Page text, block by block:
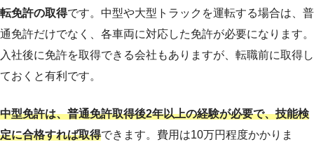
転免許の取得です。中型や大型トラックを運転する場合は、普
通免許だけでなく、各車両に対応した免許が必要になります。
入社後に免許を取得できる会社もありますが、転職前に取得し
ておくと有利です。
中型免許は、普通免許取得後2年以上の経験が必要で、技能検
定に合格すれば取得できます。費用は10万円程度かかりま